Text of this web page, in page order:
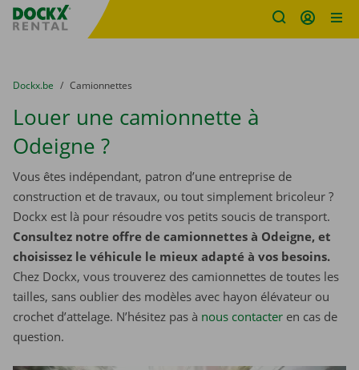
sitename
You are here:
du
Dockx.be to
Camionnettes
Louer une camionnette à
Odeigne ?
Vous êtes indépendant, patron d’une entreprise de
construction et de travaux, ou tout simplement bricoleur ?
Dockx est là pour résoudre vos petits soucis de transport.
Consultez notre offre de camionnettes à Odeigne, et
choisissez le véhicule le mieux adapté à vos besoins.
Chez Dockx, vous trouverez des camionnettes de toutes les
tailles, sans oublier des modèles avec hayon élévateur ou
crochet d’attelage. N’hésitez pas à nous contacter ​​​​​​​ en cas de
question.